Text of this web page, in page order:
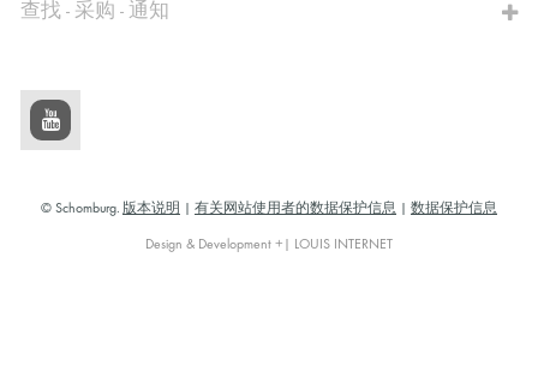
查找 - 采购 - 通知
© Schomburg. 版本说明 有关网站使用者的数据保护信息 数据保护信息
Design & Development +| LOUIS INTERNET